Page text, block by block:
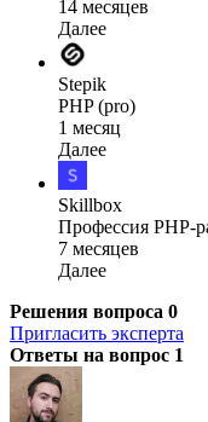
14 месяцев
Далее
Stepik
PHP (pro)
1 месяц
Далее
Skillbox
Профессия PHP-
7 месяцев
Далее
Решения вопроса 0
Пригласить эксперта
Ответы на вопрос 1